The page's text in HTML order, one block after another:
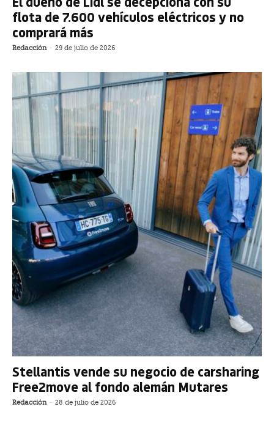
flota de 7.600 vehículos eléctricos y no
comprará más
Redacción - 29 de julio de 2026
Stellantis vende su negocio de carsharing
Free2move al fondo alemán Mutares
Redacción - 28 de julio de 2026